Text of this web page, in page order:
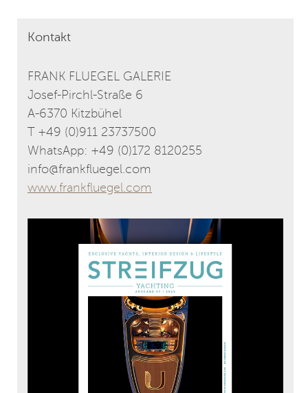
Kontakt
FRANK FLUEGEL GALERIE
Josef-Pirchl-Straße 6
A-6370 Kitzbühel
T +49 (0)911 23737500
WhatsApp: +49 (0)172 8120255
info@frankfluegel.com
www.frankfluegel.com